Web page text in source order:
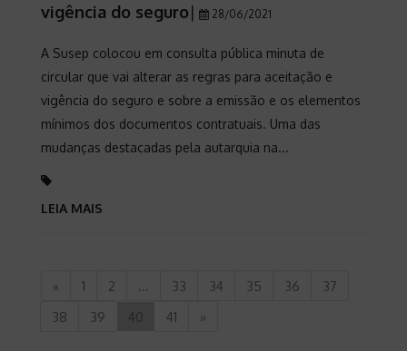
vigência do seguro| 28/06/2021
A Susep colocou em consulta pública minuta de
circular que vai alterar as regras para aceitação e
vigência do seguro e sobre a emissão e os elementos
mínimos dos documentos contratuais. Uma das
mudanças destacadas pela autarquia na...
LEIA MAIS
« 1 2 ... 33 34 35 36
37
38
39 41 »